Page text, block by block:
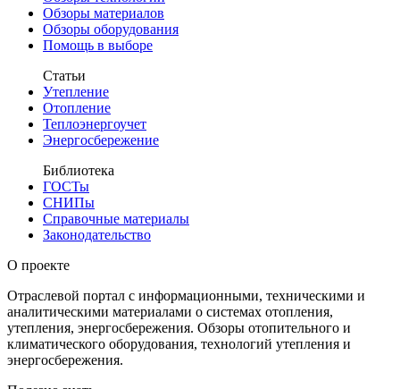
Обзоры материалов
Обзоры оборудования
Помощь в выборе
Статьи
Утепление
Отопление
Теплоэнергоучет
Энергосбережение
Библиотека
ГОСТы
СНИПы
Справочные материалы
Законодательство
О проекте
Отраслевой портал с информационными, техническими и
аналитическими материалами о системах отопления,
утепления, энергосбережения. Обзоры отопительного и
климатического оборудования, технологий утепления и
энергосбережения.